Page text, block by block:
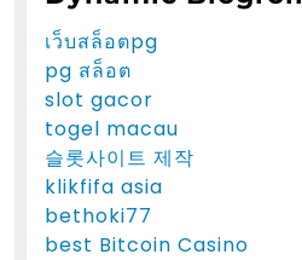
เว็บสล็อตpg
pg สล็อต
slot gacor
togel macau
슬롯사이트 제작
klikfifa asia
bethoki77
best Bitcoin Casino